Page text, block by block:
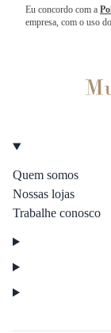
Eu concordo com a
empresa, com o uso
Quem somos
Nossas lojas
Trabalhe conosco